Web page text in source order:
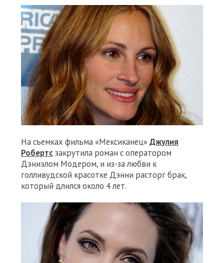
На съемках фильма «Мексиканец» Джулия
Робертс закрутила роман с оператором
Дэниэлом Модером, и из-за любви к
голливудской красотке Дэнни расторг брак,
который длился около 4 лет.